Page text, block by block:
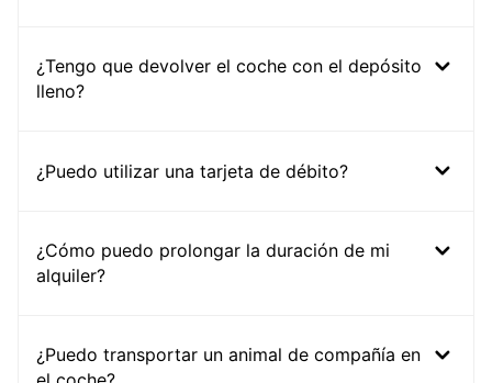
¿Tengo que devolver el coche con el depósito
lleno?
¿Puedo utilizar una tarjeta de débito?
¿Cómo puedo prolongar la duración de mi
alquiler?
¿Puedo transportar un animal de compañía en